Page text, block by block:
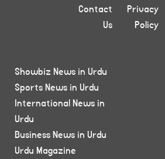
Privacy
Policy
Contact
Us
Showbiz News in Urdu
Sports News in Urdu
International News in
Urdu
Business News in Urdu
Urdu Magazine